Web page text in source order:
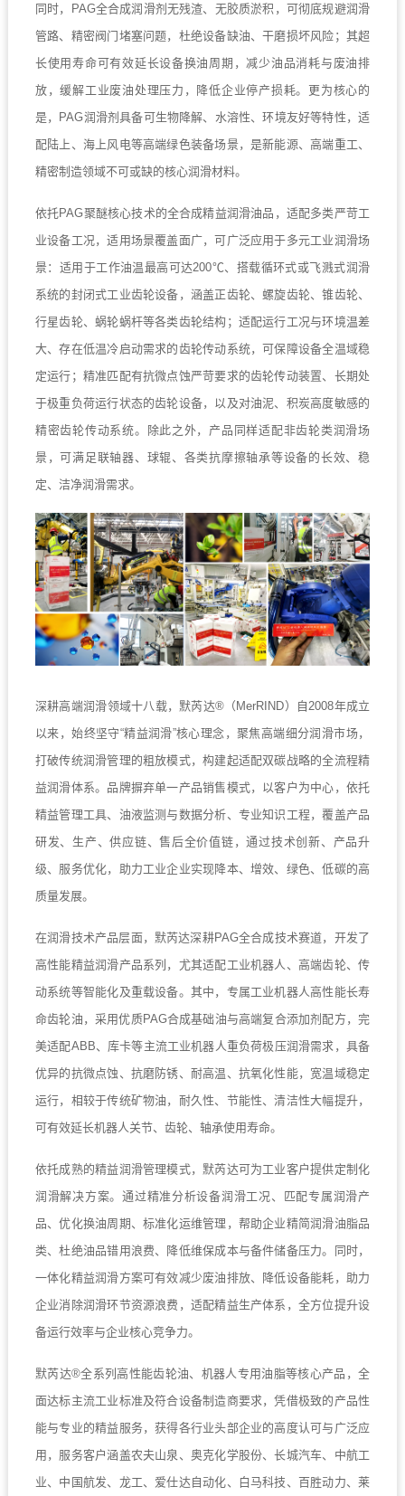
同时，PAG全合成润滑剂无残渣、无胶质淤积，可彻底规避润滑
管路、精密阀门堵塞问题，杜绝设备缺油、干磨损坏风险；其超
长使用寿命可有效延长设备换油周期，减少油品消耗与废油排
放，缓解工业废油处理压力，降低企业停产损耗。更为核心的
是，PAG润滑剂具备可生物降解、水溶性、环境友好等特性，适
配陆上、海上风电等高端绿色装备场景，是新能源、高端重工、
精密制造领域不可或缺的核心润滑材料。
依托PAG聚醚核心技术的全合成精益润滑油品，适配多类严苛工
业设备工况，适用场景覆盖面广，可广泛应用于多元工业润滑场
景：适用于工作油温最高可达200℃、搭载循环式或飞溅式润滑
系统的封闭式工业齿轮设备，涵盖正齿轮、螺旋齿轮、锥齿轮、
行星齿轮、蜗轮蜗杆等各类齿轮结构；适配运行工况与环境温差
大、存在低温冷启动需求的齿轮传动系统，可保障设备全温域稳
定运行；精准匹配有抗微点蚀严苛要求的齿轮传动装置、长期处
于极重负荷运行状态的齿轮设备，以及对油泥、积炭高度敏感的
精密齿轮传动系统。除此之外，产品同样适配非齿轮类润滑场
景，可满足联轴器、球辊、各类抗摩擦轴承等设备的长效、稳
定、洁净润滑需求。
深耕高端润滑领域十八载，默芮达®（MerRIND）自2008年成立
以来，始终坚守“精益润滑”核心理念，聚焦高端细分润滑市场，
打破传统润滑管理的粗放模式，构建起适配双碳战略的全流程精
益润滑体系。品牌摒弃单一产品销售模式，以客户为中心，依托
精益管理工具、油液监测与数据分析、专业知识工程，覆盖产品
研发、生产、供应链、售后全价值链，通过技术创新、产品升
级、服务优化，助力工业企业实现降本、增效、绿色、低碳的高
质量发展。
在润滑技术产品层面，默芮达深耕PAG全合成技术赛道，开发了
高性能精益润滑产品系列，尤其适配工业机器人、高端齿轮、传
动系统等智能化及重载设备。其中，专属工业机器人高性能长寿
命齿轮油，采用优质PAG合成基础油与高端复合添加剂配方，完
美适配ABB、库卡等主流工业机器人重负荷极压润滑需求，具备
优异的抗微点蚀、抗磨防锈、耐高温、抗氧化性能，宽温域稳定
运行，相较于传统矿物油，耐久性、节能性、清洁性大幅提升，
可有效延长机器人关节、齿轮、轴承使用寿命。
依托成熟的精益润滑管理模式，默芮达可为工业客户提供定制化
润滑解决方案。通过精准分析设备润滑工况、匹配专属润滑产
品、优化换油周期、标准化运维管理，帮助企业精简润滑油脂品
类、杜绝油品错用浪费、降低维保成本与备件储备压力。同时，
一体化精益润滑方案可有效减少废油排放、降低设备能耗，助力
企业消除润滑环节资源浪费，适配精益生产体系，全方位提升设
备运行效率与企业核心竞争力。
默芮达®全系列高性能齿轮油、机器人专用油脂等核心产品，全
面达标主流工业标准及符合设备制造商要求，凭借极致的产品性
能与专业的精益服务，获得各行业头部企业的高度认可与广泛应
用，服务客户涵盖农夫山泉、奥克化学股份、长城汽车、中航工
业、中国航发、龙工、爱仕达自动化、白马科技、百胜动力、莱